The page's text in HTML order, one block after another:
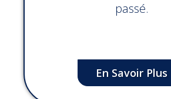
passé.
En Savoir Plus